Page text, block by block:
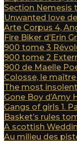
Section Nemesis
Unwanted love
Arte Corpus 4,
Fire Biker d’Erin
900 tome 3
900 tome 2
900 de Maelle
Colosse, le maître
The most
Gone Boy d’Amy
Gangs of girls 1.
Basket’s rules
A scottish
Au milieu des